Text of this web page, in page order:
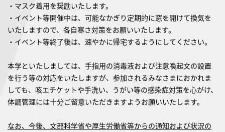
・マスク着用を奨励いたします。
・イベント等開催中は、可能なかぎり定期的に窓を開けて換気を
いたしますので、各自寒さ対策をお願いいたします。
・イベント等終了後は、速やかに帰宅するようにしてください。
本学といたしましては、手指用の消毒液および注意喚起文の設置
を行う等の対応をいたしますが、参加されるみなさまにおかれま
しても、咳エチケットや手洗い、うがい等の感染症対策を心がけ、
体調管理には十分ご留意いただきますようお願いいたします。
なお、今後、文部科学省や厚生労働省等からの通知および状況の